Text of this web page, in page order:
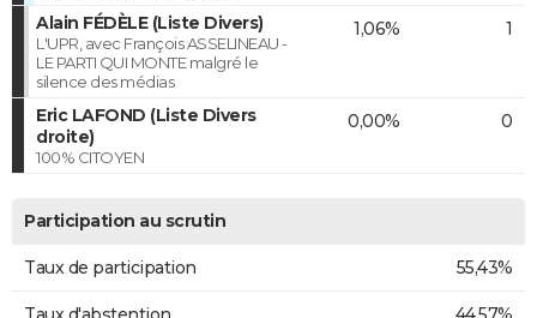
Alain FÉDÈLE (Liste Divers)
L'UPR, avec François ASSELINEAU -
LE PARTI QUI MONTE malgré le
silence des médias
1,06% 1
Eric LAFOND (Liste Divers
droite)
100% CITOYEN
0,00% 0
Participation au scrutin
Taux de participation 55,43%